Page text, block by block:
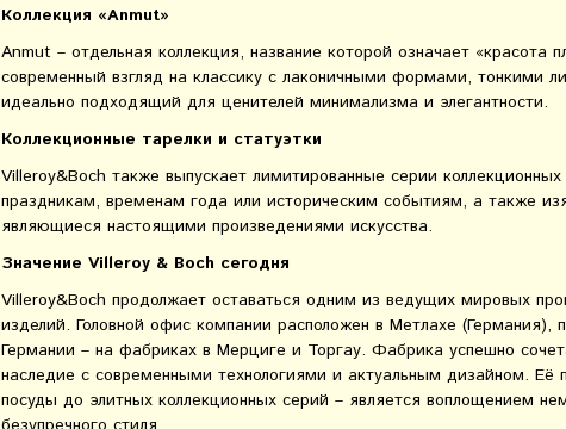
Коллекция «Anmut»
Anmut – отдельная коллекция, название которой означает «красота
современный взгляд на классику с лаконичными формами, тонкими
идеально подходящий для ценителей минимализма и элегантности.
Коллекционные тарелки и статуэтки
Villeroy&Boch также выпускает лимитированные серии
праздникам, временам года или историческим событиям, а также
являющиеся настоящими произведениями искусства.
Значение Villeroy & Boch сегодня
Villeroy&Boch продолжает оставаться одним из ведущих мировых
изделий. Головной офис компании расположен в Метлахе (Германия),
Германии – на фабриках в Мерциге и Торгау. Фабрика успешно
наследие с современными технологиями и актуальным дизайном. Её
посуды до элитных коллекционных серий – является воплощением